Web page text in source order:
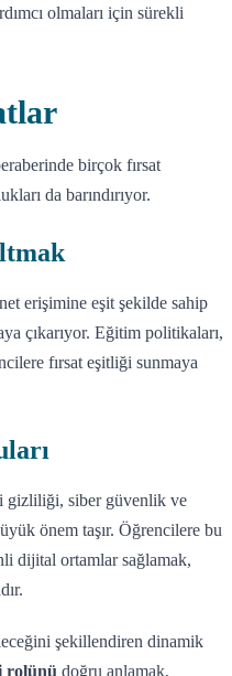
olmaları için sürekli
birçok fırsat
da barındırıyor.
erişimine eşit şekilde sahip
çıkarıyor. Eğitim politikaları,
fırsat eşitliği sunmaya
gizliliği, siber güvenlik ve
önem taşır. Öğrencilere bu
dijital ortamlar sağlamak,
şekillendiren dinamik
rolünü doğru anlamak,